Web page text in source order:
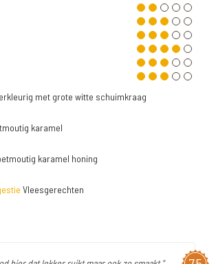
met grote witte schuimkraag
karamel
karamel honing
Vleesgerechten